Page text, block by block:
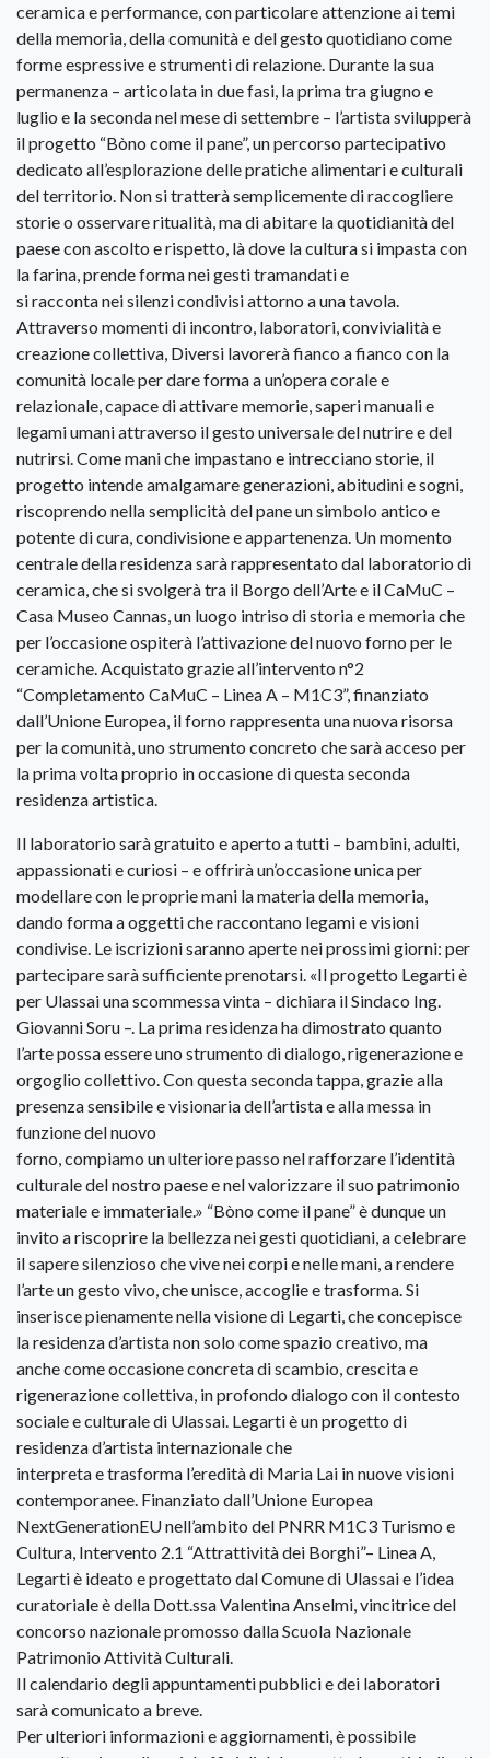
ceramica e performance, con particolare attenzione ai temi
della memoria, della comunità e del gesto quotidiano come
forme espressive e strumenti di relazione. Durante la sua
permanenza – articolata in due fasi, la prima tra giugno e
luglio e la seconda nel mese di settembre – l’artista svilupperà
il progetto “Bòno come il pane”, un percorso partecipativo
dedicato all’esplorazione delle pratiche alimentari e culturali
del territorio. Non si tratterà semplicemente di raccogliere
storie o osservare ritualità, ma di abitare la quotidianità del
paese con ascolto e rispetto, là dove la cultura si impasta con
la farina, prende forma nei gesti tramandati e
si racconta nei silenzi condivisi attorno a una tavola.
Attraverso momenti di incontro, laboratori, convivialità e
creazione collettiva, Diversi lavorerà fianco a fianco con la
comunità locale per dare forma a un’opera corale e
relazionale, capace di attivare memorie, saperi manuali e
legami umani attraverso il gesto universale del nutrire e del
nutrirsi. Come mani che impastano e intrecciano storie, il
progetto intende amalgamare generazioni, abitudini e sogni,
riscoprendo nella semplicità del pane un simbolo antico e
potente di cura, condivisione e appartenenza. Un momento
centrale della residenza sarà rappresentato dal laboratorio di
ceramica, che si svolgerà tra il Borgo dell’Arte e il CaMuC –
Casa Museo Cannas, un luogo intriso di storia e memoria che
per l’occasione ospiterà l’attivazione del nuovo forno per le
ceramiche. Acquistato grazie all’intervento n°2
“Completamento CaMuC – Linea A – M1C3”, finanziato
dall’Unione Europea, il forno rappresenta una nuova risorsa
per la comunità, uno strumento concreto che sarà acceso per
la prima volta proprio in occasione di questa seconda
residenza artistica.
Il laboratorio sarà gratuito e aperto a tutti – bambini, adulti,
appassionati e curiosi – e offrirà un’occasione unica per
modellare con le proprie mani la materia della memoria,
dando forma a oggetti che raccontano legami e visioni
condivise. Le iscrizioni saranno aperte nei prossimi giorni: per
partecipare sarà sufficiente prenotarsi. «Il progetto Legarti è
per Ulassai una scommessa vinta – dichiara il Sindaco Ing.
Giovanni Soru –. La prima residenza ha dimostrato quanto
l’arte possa essere uno strumento di dialogo, rigenerazione e
orgoglio collettivo. Con questa seconda tappa, grazie alla
presenza sensibile e visionaria dell’artista e alla messa in
funzione del nuovo
forno, compiamo un ulteriore passo nel rafforzare l’identità
culturale del nostro paese e nel valorizzare il suo patrimonio
materiale e immateriale.» “Bòno come il pane” è dunque un
invito a riscoprire la bellezza nei gesti quotidiani, a celebrare
il sapere silenzioso che vive nei corpi e nelle mani, a rendere
l’arte un gesto vivo, che unisce, accoglie e trasforma. Si
inserisce pienamente nella visione di Legarti, che concepisce
la residenza d’artista non solo come spazio creativo, ma
anche come occasione concreta di scambio, crescita e
rigenerazione collettiva, in profondo dialogo con il contesto
sociale e culturale di Ulassai. Legarti è un progetto di
residenza d’artista internazionale che
interpreta e trasforma l’eredità di Maria Lai in nuove visioni
contemporanee. Finanziato dall’Unione Europea
NextGenerationEU nell’ambito del PNRR M1C3 Turismo e
Cultura, Intervento 2.1 “Attrattività dei Borghi”– Linea A,
Legarti è ideato e progettato dal Comune di Ulassai e l’idea
curatoriale è della Dott.ssa Valentina Anselmi, vincitrice del
concorso nazionale promosso dalla Scuola Nazionale
Patrimonio Attività Culturali.
Il calendario degli appuntamenti pubblici e dei laboratori
sarà comunicato a breve.
Per ulteriori informazioni e aggiornamenti, è possibile